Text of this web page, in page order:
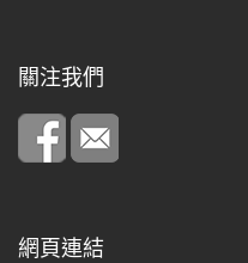
關注我們
網頁連結